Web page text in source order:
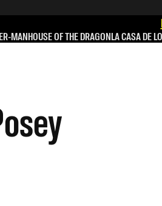
MANHOUSE OF THE DRAGONLA CASA DE